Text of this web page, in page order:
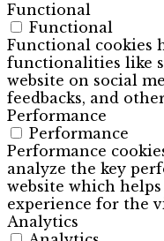
Functional
Functional
Functional cookies
functionalities like
website on social
feedbacks, and
Performance
Performance
Performance
analyze the key
website which
experience for the
Analytics